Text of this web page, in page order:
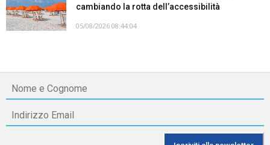
cambiando la rotta dell’accessibilità
05/08/2026 08:44:04